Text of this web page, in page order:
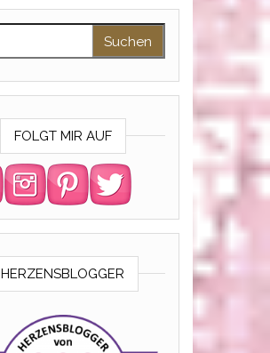
FOLGT MIR AUF
HERZENSBLOGGER